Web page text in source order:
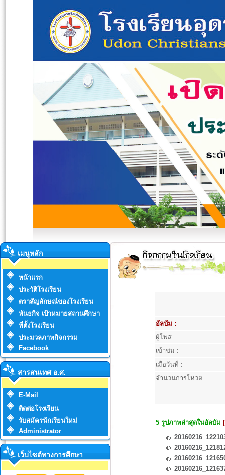
เมนูหลัก
หน้าแรก
ประวัติโรงเรียน
ตราสัญลักษณ์ของโรงเรียน
พันธกิจ เป้าหมายสถานศึกษา
ที่ตั้งโรงเรียน
ประมวลภาพกิจกรรม
Facebook
สารสนเทศ อ.ศ.
E-Mail
ติดต่อโรงเรียน
รับสมัครนักเรียนใหม่
Administrator
เว็บไซต์ทางการศึกษา
อัลบัม :
ผู้โพส :
เข้าชม :
เมื่อวันที่ :
จำนวนการโหวต :
5 รูปภาพล่าสุดในอัลบัม